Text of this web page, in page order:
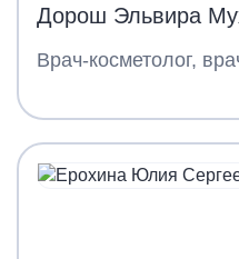
Дорош Эльвира
Врач-косметолог,